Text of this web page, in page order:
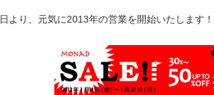
より、元気に2013年の営業を開始いたします！